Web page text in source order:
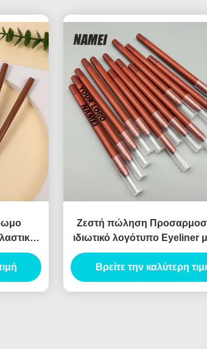
lipliner
Ζεστή πώληση
ιδιωτικό λογότυπο Eyeliner
δοχείο Blister μολύβι Slim
χείλος Liner σωλήνα
υλικό
Βρείτε την καλύτερη